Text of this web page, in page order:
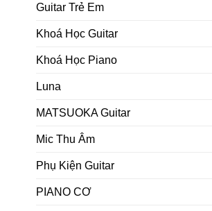
Guitar Trẻ Em
Khoá Học Guitar
Khoá Học Piano
Luna
MATSUOKA Guitar
Mic Thu Âm
Phụ Kiện Guitar
PIANO CƠ